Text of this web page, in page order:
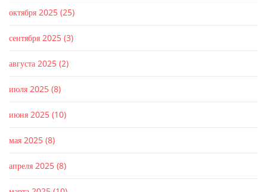
октября 2025 (25)
сентября 2025 (3)
августа 2025 (2)
июля 2025 (8)
июня 2025 (10)
мая 2025 (8)
апреля 2025 (8)